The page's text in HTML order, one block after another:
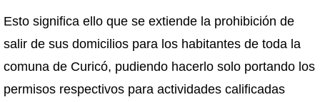
Esto significa ello que se extiende la prohibición de
salir de sus domicilios para los habitantes de toda la
comuna de Curicó, pudiendo hacerlo solo portando los
permisos respectivos para actividades calificadas